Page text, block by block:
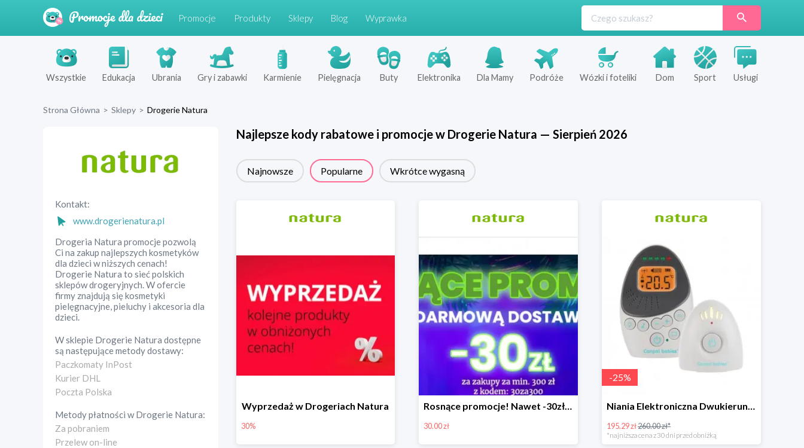
Promocje Produkty Sklepy Blog Wyprawka
Wszystkie Edukacja Ubrania Gry i zabawki Karmienie Pielęgnacja Buty Elektronika Dla Mamy Podróże Wózki i foteliki Dom Sport Usługi
Strona Główna > Sklepy > Drogerie Natura
Kontakt:
www.drogerienatura.pl
Drogeria Natura promocje pozwolą
Ci na zakup najlepszych kosmetyków
dla dzieci w niższych cenach!
Drogerie Natura to sieć polskich
sklepów drogeryjnych. W ofercie
firmy znajdują się kosmetyki
pielęgnacyjne, pieluchy i akcesoria dla
dzieci.
W sklepie Drogerie Natura dostępne
są następujące metody dostawy:
Paczkomaty InPost
Kurier DHL
Poczta Polska
Metody płatności wDrogerie Natura:
Za pobraniem
Przelew on-line
Najlepsze kody rabatowe i promocje w Drogerie Natura — Sierpień 2026
Najnowsze Popularne Wkrótce wygasną
Wyprzedaż w Drogeriach Natura
30%
Rosnące promocje! Nawet -30zł mniej+darmowa dostawa
30.00 zł
-25%
Niania Elektroniczna Dwukierunkowa
195.29 zł260.00 zł*
*najniższa cena z 30 dni przed obniżką